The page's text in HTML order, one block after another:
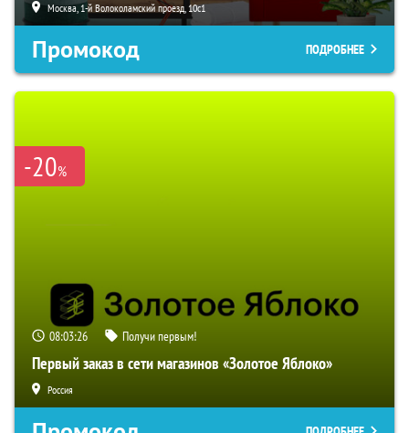
Москва, 1-й Волоколамский проезд, 10с1
Промокод ПОДРОБНЕЕ
-20%
08:03:25 Получи первым!
Первый заказ в сети магазинов «Золотое Яблоко»
Россия